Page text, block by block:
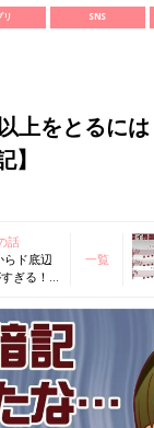
リ SNS
上をとるに
】
話
らド底辺
ぎる！
一覧